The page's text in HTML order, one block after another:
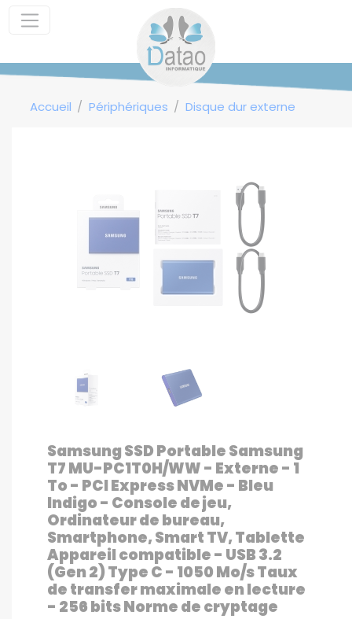
Accueil Périphériques Disque dur externe
Samsung SSD Portable Samsung
T7 MU-PC1T0H/WW - Externe - 1
To - PCI Express NVMe - Bleu
Indigo - Console de jeu,
Ordinateur de bureau,
Smartphone, Smart TV, Tablette
Appareil compatible - USB 3.2
(Gen 2) Type C - 1050 Mo/s Taux
de transfer maximale en lecture
- 256 bits Norme de cryptage
Panneau de gestion des cookies